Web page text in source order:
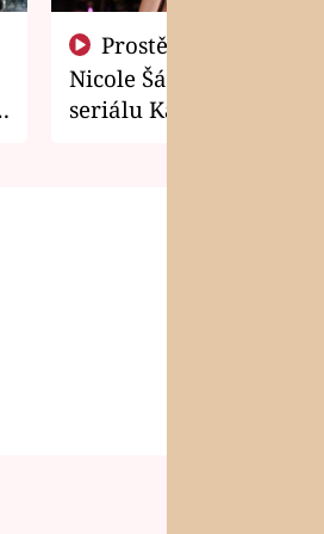
Nicole Šáchová získala
seriálu Kamarádi